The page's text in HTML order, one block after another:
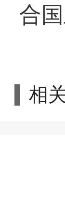
合
相